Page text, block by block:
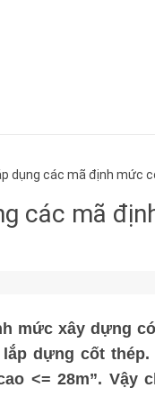
dụng các mã định mức
các mã
mức xây dựng
dựng cốt
<= 28m”. Vậy